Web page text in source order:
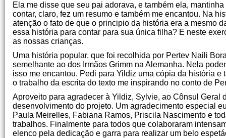
Ela me disse que seu pai adorava, e também ela,
contar, claro, fez um resumo e também me encantou. Na
atenção o fato de que o principio da história era a mesmo
essa história para contar para sua única filha? E neste
as nossas crianças.
Uma história popular, que foi recolhida por Pertev Naili
semelhante ao dos Irmãos Grimm na Alemanha. Nela
isso me encantou. Pedi para Yildiz uma cópia da história
o trabalho da escrita do texto me inspirando no conto de
Aproveito para agradecer à Yildiz, Sylvie, ao Cônsul Geral
desenvolvimento do projeto. Um agradecimento especial
Paula Meirelles, Fabiana Ramos, Priscila Nascimento e
trabalhos. Finalmente para todos que colaboraram
elenco pela dedicação e garra para realizar um belo